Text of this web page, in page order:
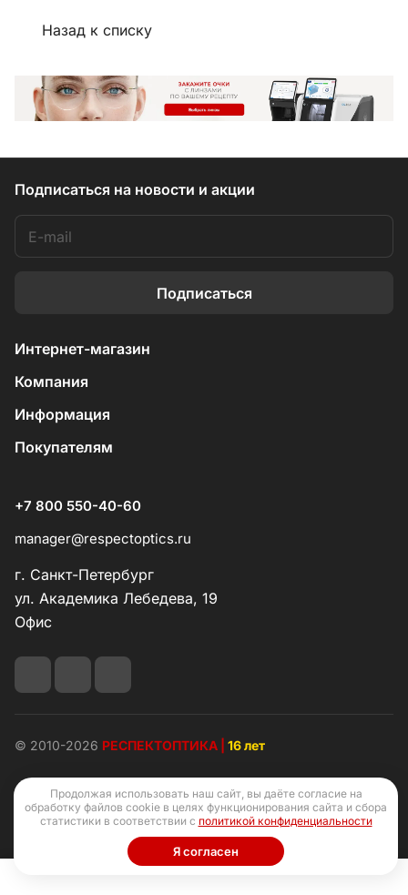
Назад к списку
Подписаться на новости и акции
Подписаться
Интернет-магазин
Компания
Информация
Покупателям
+7 800 550-40-60
manager@respectoptics.ru
г. Санкт-Петербург
ул. Академика Лебедева, 19
Офис
© 2010-2026 РЕСПЕКТОПТИКА | 16 лет
Конфиденциальность Оферта
Продолжая использовать наш сайт, вы даёте согласие на
обработку файлов cookie в целях функционирования сайта и сбора
статистики в соответствии с политикой конфиденциальности
Я согласен